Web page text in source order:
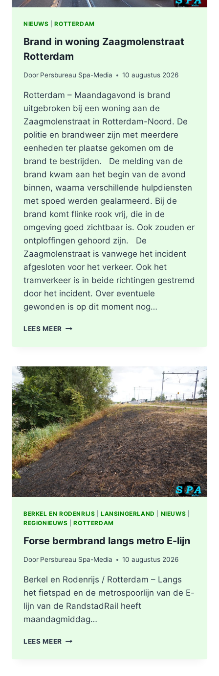
NIEUWS |ROTTERDAM
Brand in woning Zaagmolenstraat
Rotterdam
Door Persbureau Spa-Media 10 augustus 2026
Rotterdam – Maandagavond is brand
uitgebroken bij een woning aan de
Zaagmolenstraat in Rotterdam-Noord. De
politie en brandweer zijn met meerdere
eenheden ter plaatse gekomen om de
brand te bestrijden. De melding van de
brand kwam aan het begin van de avond
binnen, waarna verschillende hulpdiensten
met spoed werden gealarmeerd. Bij de
brand komt flinke rook vrij, die in de
omgeving goed zichtbaar is. Ook zouden er
ontploffingen gehoord zijn. De
Zaagmolenstraat is vanwege het incident
afgesloten voor het verkeer. Ook het
tramverkeer is in beide richtingen gestremd
door het incident. Over eventuele
gewonden is op dit moment nog…
LEES MEER BRAND
ROTTERDAM
BERKEL EN RODENRIJS |LANSINGERLAND NIEUWS
REGIONIEUWS |ROTTERDAM
Forse bermbrand langs metro E-lijn
Door Persbureau Spa-Media 10 augustus 2026
Berkel en Rodenrijs / Rotterdam – Langs
het fietspad en de metrospoorlijn van de E-
lijn van de RandstadRail heeft
maandagmiddag…
LEES MEER FORSE